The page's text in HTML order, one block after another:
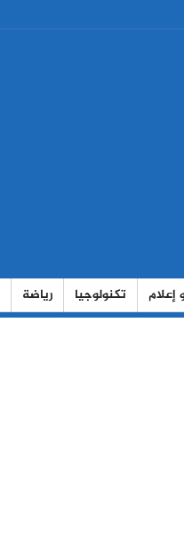
إعلام تكنولوجيا رياضة